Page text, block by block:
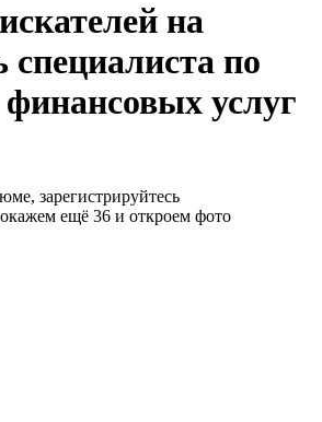
на
специалиста по
услуг
зарегистрируйтесь
ещё 36 и откроем фото